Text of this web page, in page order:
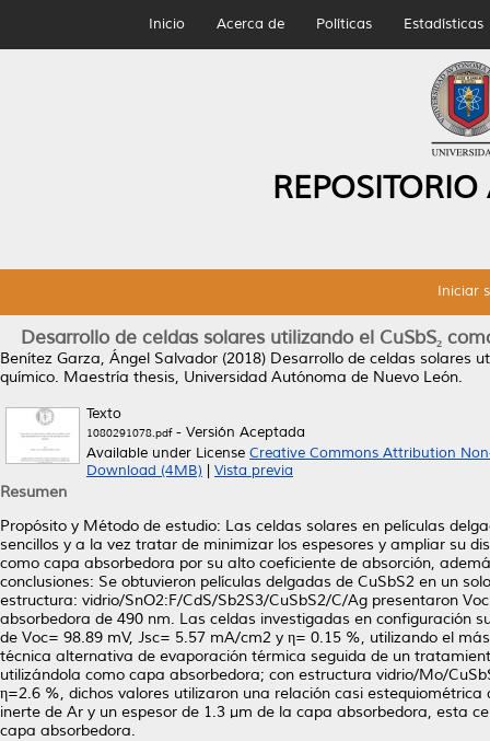
Inicio Acerca de Políticas Estadísticas
Iniciar
Desarrollo de celdas solares utilizando el CuSbS₂
Benítez Garza, Ángel Salvador (2018) Desarrollo de celdas solares
químico. Maestría thesis, Universidad Autónoma de Nuevo León.
Texto
1080291078.pdf- Versión Aceptada
Available under License Creative Commons Attribution
Download (4MB)
Vista previa
Resumen
Propósito y Método de estudio: Las celdas solares en películas
sencillos y a la vez tratar de minimizar los espesores y ampliar su
como capa absorbedora por su alto coeficiente de absorción,
conclusiones: Se obtuvieron películas delgadas de CuSbS2 en un
estructura: vidrio/SnO2:F/CdS/Sb2S3/CuSbS2/C/Ag presentaron
absorbedora de 490 nm. Las celdas investigadas en configuración
de Voc= 98.89 mV, Jsc= 5.57 mA/cm2 y η= 0.15 %, utilizando el
técnica alternativa de evaporación térmica seguida de un
utilizándola como capa absorbedora; con estructura vidrio/Mo/
η=2.6 %, dichos valores utilizaron una relación casi
inerte de Ar y un espesor de 1.3 µm de la capa absorbedora, esta
capa absorbedora.